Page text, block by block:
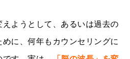
ようとして、あるいは過去の
めに、何年もカウンセリングに